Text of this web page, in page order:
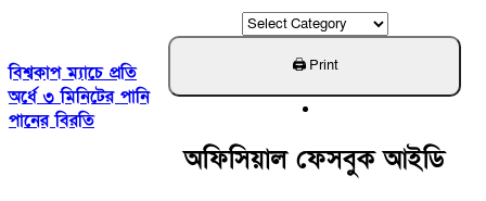
বিশ্বকাপ ম্যাচে প্রতি
অর্ধে ৩ মিনিটের পানি
পানের বিরতি
ক্যাটাগরি
খুঁজুন
অফিসিয়াল ফেসবুক আইডি